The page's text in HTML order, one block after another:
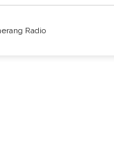
Radio